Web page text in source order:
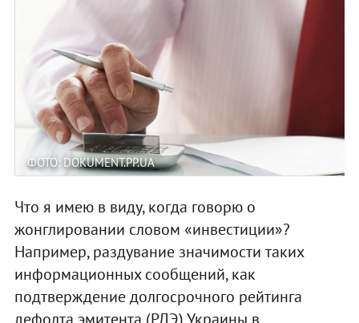
ФОТО: DOKUMENT.PP.UA
Что я имею в виду, когда говорю о
жонглировании словом «инвестиции»?
Например, раздувание значимости таких
информационных сообщений, как
подтверждение долгосрочного рейтинга
дефолта эмитента (РДЭ) Украины в